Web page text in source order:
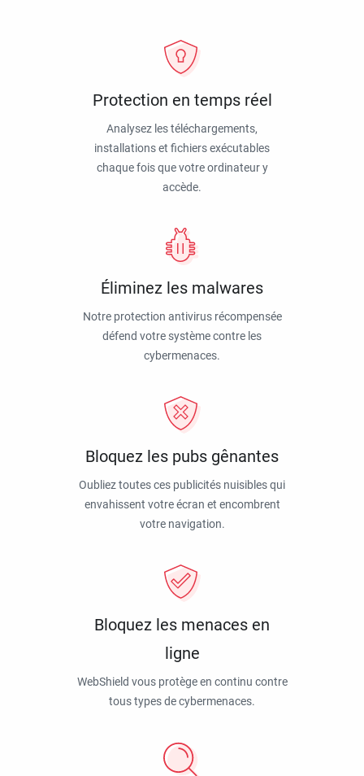
Protection en temps réel
Analysez les téléchargements,
installations et fichiers exécutables
chaque fois que votre ordinateur y
accède.
Éliminez les malwares
Notre protection antivirus récompensée
défend votre système contre les
cybermenaces.
Bloquez les pubs gênantes
Oubliez toutes ces publicités nuisibles qui
envahissent votre écran et encombrent
votre navigation.
Bloquez les menaces en
ligne
WebShield vous protège en continu contre
tous types de cybermenaces.